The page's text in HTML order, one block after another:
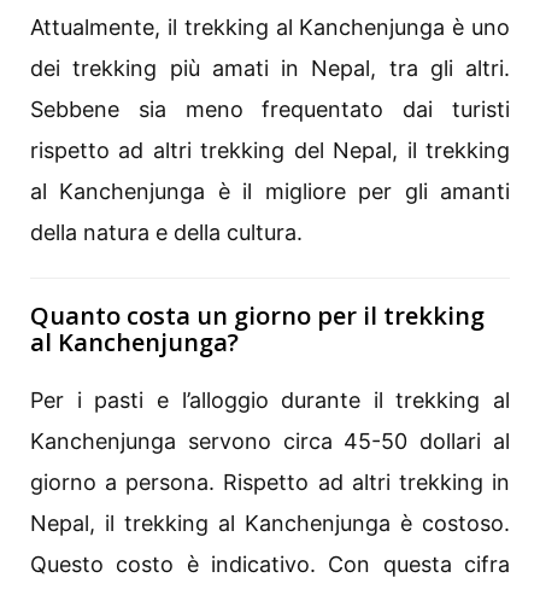
Attualmente, il trekking al Kanchenjunga è uno
dei trekking più amati in Nepal, tra gli altri.
Sebbene sia meno frequentato dai turisti
rispetto ad altri trekking del Nepal, il trekking
al Kanchenjunga è il migliore per gli amanti
della natura e della cultura.
Quanto costa un giorno per il trekking
al Kanchenjunga?
Per i pasti e l’alloggio durante il trekking al
Kanchenjunga servono circa 45-50 dollari al
giorno a persona. Rispetto ad altri trekking in
Nepal, il trekking al Kanchenjunga è costoso.
Questo costo è indicativo. Con questa cifra